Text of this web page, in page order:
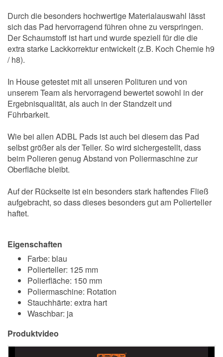
Durch die besonders hochwertige Materialauswahl lässt
sich das Pad hervorragend führen ohne zu verspringen.
Der Schaumstoff ist hart und wurde speziell für die die
extra starke Lackkorrektur entwickelt (z.B. Koch Chemie h9
/ h8).
In House getestet mit all unseren Polituren und von
unserem Team als hervorragend bewertet sowohl in der
Ergebnisqualität, als auch in der Standzeit und
Führbarkeit.
Wie bei allen ADBL Pads ist auch bei diesem das Pad
selbst größer als der Teller. So wird sichergestellt, dass
beim Polieren genug Abstand von Poliermaschine zur
Oberfläche bleibt.
Auf der Rückseite ist ein besonders stark haftendes Fließ
aufgebracht, so dass dieses besonders gut am Polierteller
haftet.
Eigenschaften
Farbe: blau
Polierteller: 125 mm
Polierfläche: 150 mm
Poliermaschine: Rotation
Stauchhärte: extra hart
Waschbar: ja
Produktvideo